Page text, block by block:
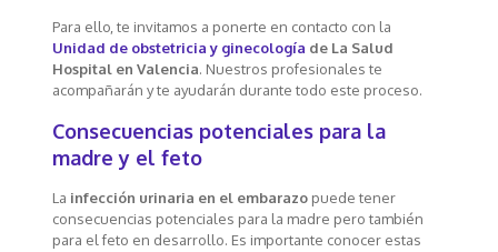
Para ello, te invitamos a ponerte en contacto con la
Unidad de obstetricia y ginecología de La Salud
Hospital en Valencia. Nuestros profesionales te
acompañarán y te ayudarán durante todo este proceso.
Consecuencias potenciales para la
madre y el feto
La infección urinaria en el embarazo puede tener
consecuencias potenciales para la madre pero también
para el feto en desarrollo. Es importante conocer estas